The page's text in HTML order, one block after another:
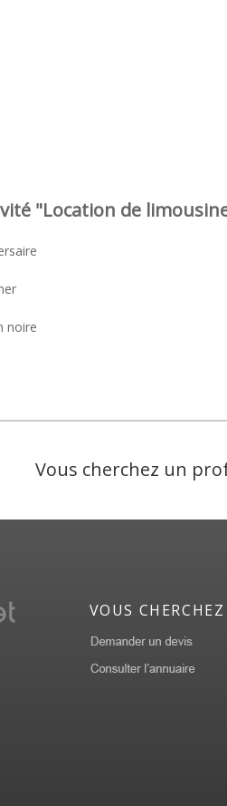
"Location de
noire
Vous cherchez un
VOUS